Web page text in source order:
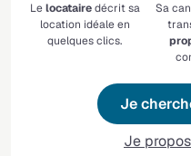
Lelocatairedécrit sa
location idéale en
quelques clics.
Sa
Je
Je